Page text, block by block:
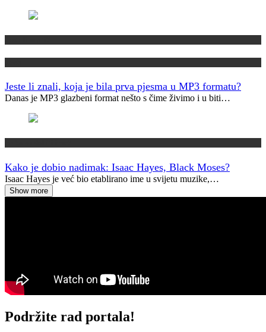
Jeste li znali, koja je bila prva pjesma u MP3 formatu?
Danas je MP3 glazbeni format nešto s čime živimo i u biti…
Kako je dobio nadimak: Isaac Hayes, Black Moses?
Isaac Hayes je već bio etablirano ime u svijetu muzike,…
Show more
Podržite rad portala!